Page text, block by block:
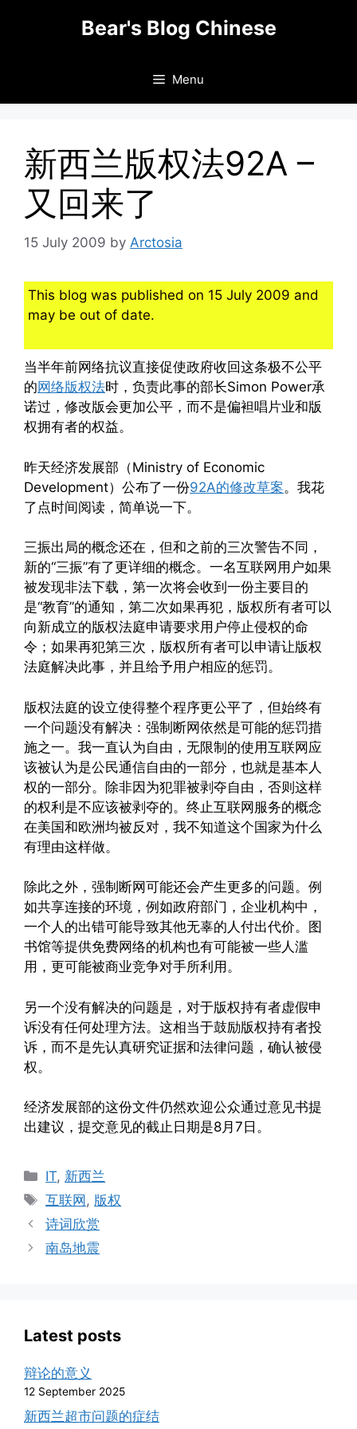
Bear's Blog Chinese
Menu
新西兰版权法92A –
又回来了
15 July 2009 by Arctosia
This blog was published on 15 July 2009 and
may be out of date.
当半年前网络抗议直接促使政府收回这条极不公平
的网络版权法时，负责此事的部长Simon Power承
诺过，修改版会更加公平，而不是偏袒唱片业和版
权拥有者的权益。
昨天经济发展部（Ministry of Economic
Development）公布了一份92A的修改草案。我花
了点时间阅读，简单说一下。
三振出局的概念还在，但和之前的三次警告不同，
新的“三振”有了更详细的概念。一名互联网用户如果
被发现非法下载，第一次将会收到一份主要目的
是“教育”的通知，第二次如果再犯，版权所有者可以
向新成立的版权法庭申请要求用户停止侵权的命
令；如果再犯第三次，版权所有者可以申请让版权
法庭解决此事，并且给予用户相应的惩罚。
版权法庭的设立使得整个程序更公平了，但始终有
一个问题没有解决：强制断网依然是可能的惩罚措
施之一。我一直认为自由，无限制的使用互联网应
该被认为是公民通信自由的一部分，也就是基本人
权的一部分。除非因为犯罪被剥夺自由，否则这样
的权利是不应该被剥夺的。终止互联网服务的概念
在美国和欧洲均被反对，我不知道这个国家为什么
有理由这样做。
除此之外，强制断网可能还会产生更多的问题。例
如共享连接的环境，例如政府部门，企业机构中，
一个人的出错可能导致其他无辜的人付出代价。图
书馆等提供免费网络的机构也有可能被一些人滥
用，更可能被商业竞争对手所利用。
另一个没有解决的问题是，对于版权持有者虚假申
诉没有任何处理方法。这相当于鼓励版权持有者投
诉，而不是先认真研究证据和法律问题，确认被侵
权。
经济发展部的这份文件仍然欢迎公众通过意见书提
出建议，提交意见的截止日期是8月7日。
Categories
IT, 新西兰
Tags
互联网 , 版权
诗词欣赏
南岛地震
Latest posts
辩论的意义
12 September 2025
新西兰超市问题的症结